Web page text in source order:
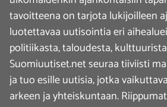
tavoitteena on tarjota lukijoilleen
luotettavaa uutisointia eri
politiikasta, taloudesta,
Suomiuutiset.net seuraa tiiviisti
ja tuo esille uutisia, jotka
arkeen ja yhteiskuntaan.